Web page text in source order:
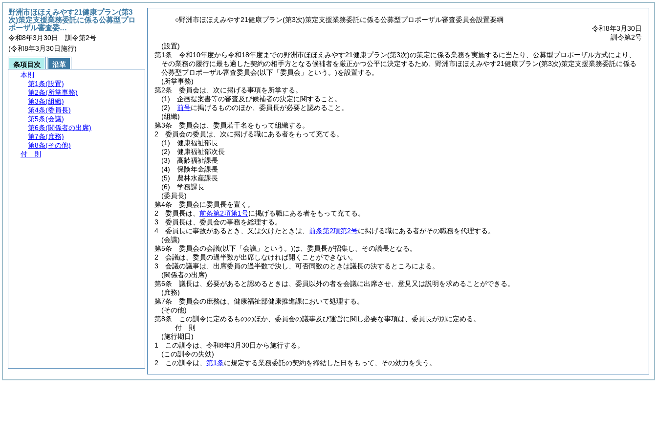
○野洲市ほほえみやす21健康プラン(第3次)策定支援業務委託に係る公募型プロポーザル審査委員会設置要綱
令和8年3月30日
訓令第2号
(設置)
第1条
令和10年度から令和18年度までの野洲市ほほえみやす21健康プラン(第3次)の策定に係る業務を実施するに当たり、公募型プロポーザル方式により、
その業務の履行に最も適した契約の相手方となる候補者を厳正かつ公平に決定するため、野洲市ほほえみやす21健康プラン(第3次)策定支援業務委託に係る
公募型プロポーザル審査委員会(以下「委員会」という。)を設置する。
(所掌事務)
第2条
委員会は、次に掲げる事項を所掌する。
(1)
企画提案書等の審査及び候補者の決定に関すること。
(2)
前号に掲げるもののほか、委員長が必要と認めること。
(組織)
第3条
委員会は、委員若干名をもって組織する。
2
委員会の委員は、次に掲げる職にある者をもって充てる。
(1)
健康福祉部長
(2)
健康福祉部次長
(3)
高齢福祉課長
(4)
保険年金課長
(5)
農林水産課長
(6)
学務課長
(委員長)
第4条
委員会に委員長を置く。
2
委員長は、 前条第2項第1号に掲げる職にある者をもって充てる。
3
委員長は、委員会の事務を総理する。
4
委員長に事故があるとき、又は欠けたときは、 前条第2項第2号に掲げる職にある者がその職務を代理する。
(会議)
第5条
委員会の会議(以下「会議」という。)は、委員長が招集し、その議長となる。
2
会議は、委員の過半数が出席しなければ開くことができない。
3
会議の議事は、出席委員の過半数で決し、可否同数のときは議長の決するところによる。
(関係者の出席)
第6条
議長は、必要があると認めるときは、委員以外の者を会議に出席させ、意見又は説明を求めることができる。
(庶務)
第7条
委員会の庶務は、健康福祉部健康推進課において処理する。
(その他)
第8条
この訓令に定めるもののほか、委員会の議事及び運営に関し必要な事項は、委員長が別に定める。
付 則
(施行期日)
1
この訓令は、令和8年3月30日から施行する。
(この訓令の失効)
2
この訓令は、 第1条に規定する業務委託の契約を締結した日をもって、その効力を失う。
野洲市ほほえみやす21健康プラン(第3
次)策定支援業務委託に係る公募型プロ
ポーザル審査委…
令和8年3月30日 訓令第2号
(令和8年3月30日施行)
条項目次
沿革
本則
第1条(設置)
第2条(所掌事務)
第3条(組織)
第4条(委員長)
第5条(会議)
第6条(関係者の出席)
第7条(庶務)
第8条(その他)
付 則